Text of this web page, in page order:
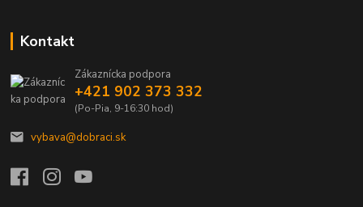
Kontakt
Zákaznícka podpora
+421 902 373 332
(Po-Pia, 9-16:30 hod)
vybava@dobraci.sk